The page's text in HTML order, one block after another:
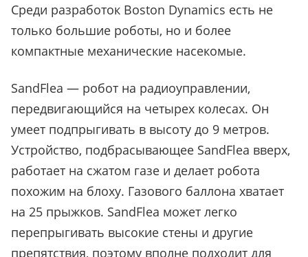
Среди разработок Boston Dynamics есть не
только большие роботы, но и более
компактные механические насекомые.
SandFlea — робот на радиоуправлении,
передвигающийся на четырех колесах. Он
умеет подпрыгивать в высоту до 9 метров.
Устройство, подбрасывающее SandFlea вверх,
работает на сжатом газе и делает робота
похожим на блоху. Газового баллона хватает
на 25 прыжков. SandFlea может легко
перепрыгивать высокие стены и другие
препятствия, поэтому вполне подходит для